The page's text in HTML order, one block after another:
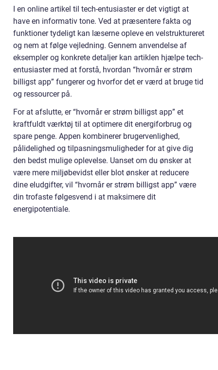
I en online artikel til tech-entusiaster er det vigtigt at
have en informativ tone. Ved at præsentere fakta og
funktioner tydeligt kan læserne opleve en velstruktureret
og nem at følge vejledning. Gennem anvendelse af
eksempler og konkrete detaljer kan artiklen hjælpe tech-
entusiaster med at forstå, hvordan “hvornår er strøm
billigst app” fungerer og hvorfor det er værd at bruge tid
og ressourcer på.
For at afslutte, er “hvornår er strøm billigst app” et
kraftfuldt værktøj til at optimere dit energiforbrug og
spare penge. Appen kombinerer brugervenlighed,
pålidelighed og tilpasningsmuligheder for at give dig
den bedst mulige oplevelse. Uanset om du ønsker at
være mere miljøbevidst eller blot ønsker at reducere
dine eludgifter, vil “hvornår er strøm billigst app” være
din trofaste følgesvend i at maksimere dit
energipotentiale.